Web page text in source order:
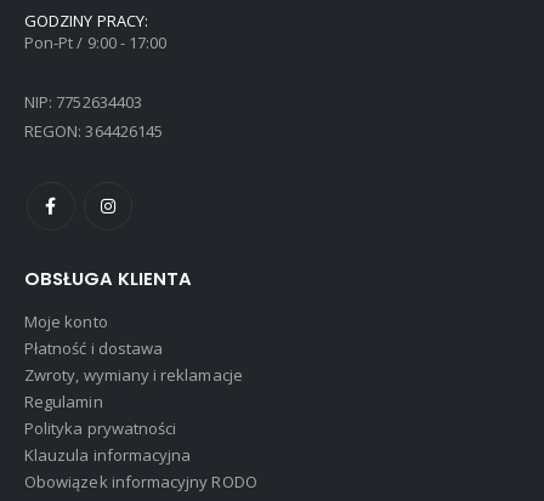
GODZINY PRACY:
Pon-Pt / 9:00 - 17:00
NIP: 7752634403
REGON: 364426145
OBSŁUGA KLIENTA
Moje konto
Płatność i dostawa
Zwroty, wymiany i reklamacje
Regulamin
Polityka prywatności
Klauzula informacyjna
Obowiązek informacyjny RODO